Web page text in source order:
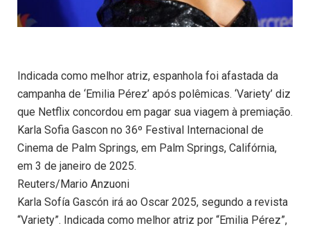
Indicada como melhor atriz, espanhola foi afastada da
campanha de ‘Emilia Pérez’ após polêmicas. ‘Variety’ diz
que Netflix concordou em pagar sua viagem à premiação.
Karla Sofia Gascon no 36º Festival Internacional de
Cinema de Palm Springs, em Palm Springs, Califórnia,
em 3 de janeiro de 2025.
Reuters/Mario Anzuoni
Karla Sofía Gascón irá ao Oscar 2025, segundo a revista
“Variety”. Indicada como melhor atriz por “Emilia Pérez”,